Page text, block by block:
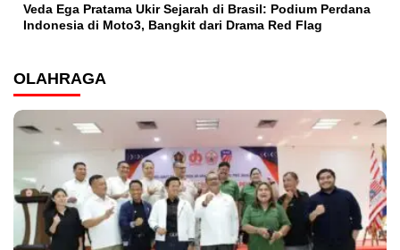
Veda Ega Pratama Ukir Sejarah di Brasil: Podium Perdana
Indonesia di Moto3, Bangkit dari Drama Red Flag
OLAHRAGA